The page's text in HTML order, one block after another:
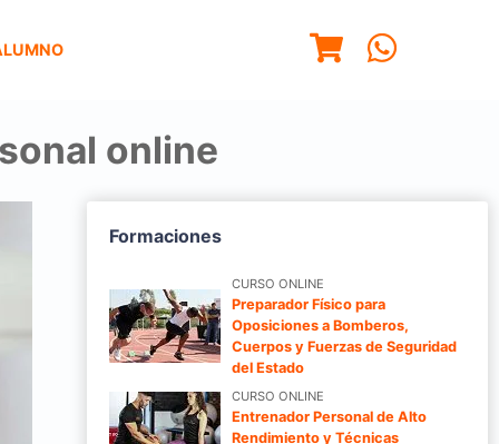
online
Formaciones
CURSO ONLINE
Preparador Físico para
Oposiciones a Bomberos,
Cuerpos y Fuerzas de Seguridad
del Estado
CURSO ONLINE
Entrenador Personal de Alto
Rendimiento y Técnicas